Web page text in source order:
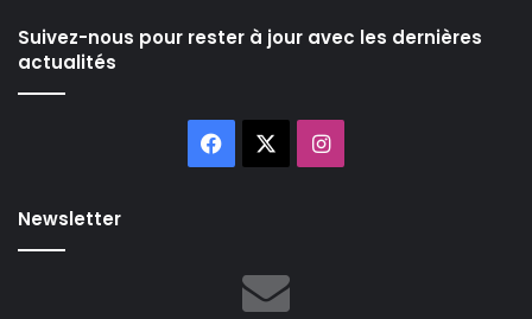
Suivez-nous pour rester à jour avec les dernières
actualités
Facebook Instagram
Newsletter